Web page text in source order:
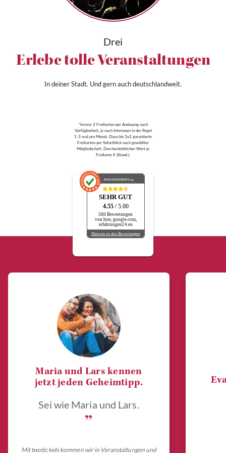
Drei
Erlebe tolle Veranstaltungen
In deiner Stadt. Und gern auch deutschlandweit.
*Immer 2 Freikarten per Auslosung nach
Verfügbarkeit, je nach Interessen in der Regel
1-3 mal pro Monat. Dazu bis 3x2 garantierte
Freikarten per Sofortklick nach gewählter
Mitgliedschaft. Durchschnittlicher Wert je
Freikarte € (Stand ).
AUSGEZEICHNET.org
SEHR GUT
4.55 / 5.00
560 Bewertungen
von hier, google.com,
erfahrungen24.eu
Hinweis zu den Bewertungen
Maria und Lars kennen
jetzt jeden Geheimtipp.
Sei wie Maria und Lars.
„
Mit twotickets kommen wir in Veranstaltungen und